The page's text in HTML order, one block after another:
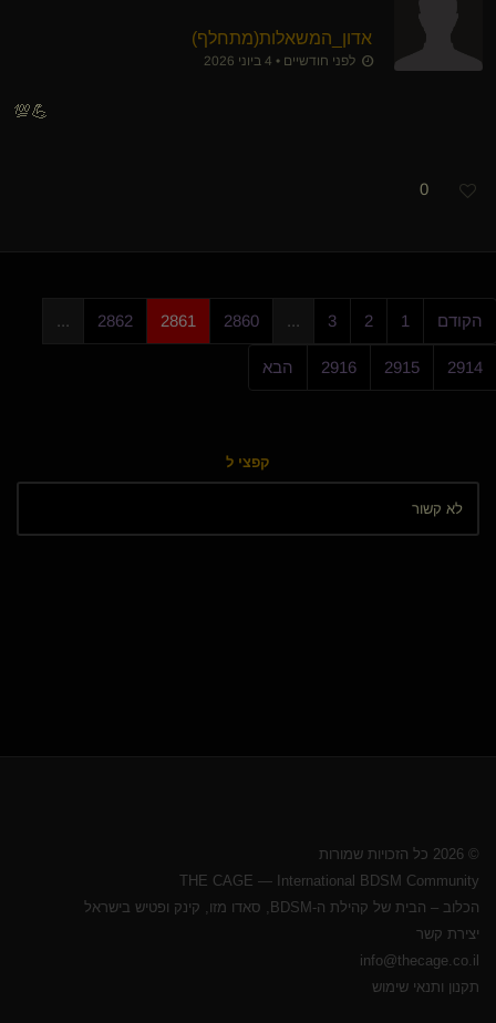
אדון_המשאלות​(מתחלף)
לפני חודשיים • 4 ביוני 2026
💯💪
0
הקודם 1
2
3
...
2860
2861
2862
...
2914
2915
2916 הבא
קפצי ל
© 2026 כל הזכויות שמורות
THE CAGE — International BDSM Community
הכלוב – הבית של קהילת ה-BDSM, סאדו מזו, קינק ופטיש בישראל
יצירת קשר
info@thecage.co.il
תקנון ותנאי שימוש